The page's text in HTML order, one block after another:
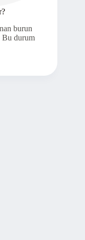
burun
Bu durum